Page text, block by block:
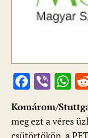
F
ac
e
b
Vi
b
er
W
at
s
Komárom/
meg ezt a véres
csütörtökön, a